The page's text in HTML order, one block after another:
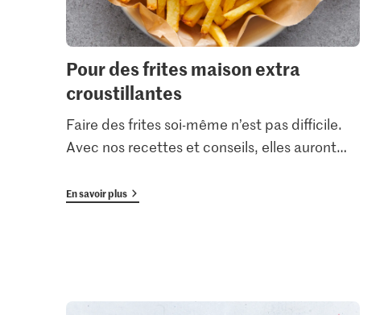
Pour des frites maison extra
croustillantes
Faire des frites soi-même n’est pas difficile.
Avec nos recettes et conseils, elles auront…
En savoir plus